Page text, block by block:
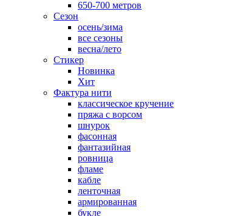
650-700 метров
Сезон
осень/зима
все сезоны
весна/лето
Стикер
Новинка
Хит
Фактура нити
классическое кручение
пряжа с ворсом
шнурок
фасонная
фантазийная
ровница
фламе
кабле
ленточная
армированная
букле